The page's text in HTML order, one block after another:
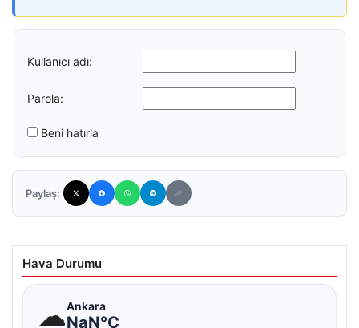
Kullanıcı adı:
Parola:
Beni hatırla
Paylaş:
Hava Durumu
☁Ankara
NaN°C